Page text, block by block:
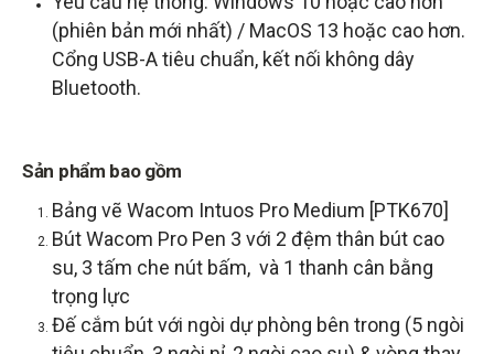
(phiên bản mới nhất) / MacOS 13 hoặc cao hơn.
Cổng USB-A tiêu chuẩn, kết nối không dây
Bluetooth.
Sản phẩm bao gồm
Bảng vẽ Wacom Intuos Pro Medium [PTK670]
Bút Wacom Pro Pen 3 với 2 đệm thân bút cao
su, 3 tấm che nút bấm, và 1 thanh cân bằng
trọng lực
Đế cắm bút với ngòi dự phòng bên trong (5 ngòi